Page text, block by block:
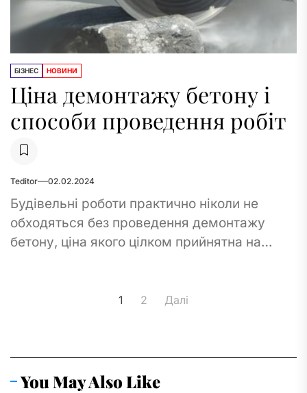
БІЗНЕС НОВИНИ
Ціна демонтажу бетону і
способи проведення робіт
Teditor 02.02.2024
Будівельні роботи практично ніколи не
обходяться без проведення демонтажу
бетону, ціна якого цілком прийнятна на
1 2 Далі
You May Also Like